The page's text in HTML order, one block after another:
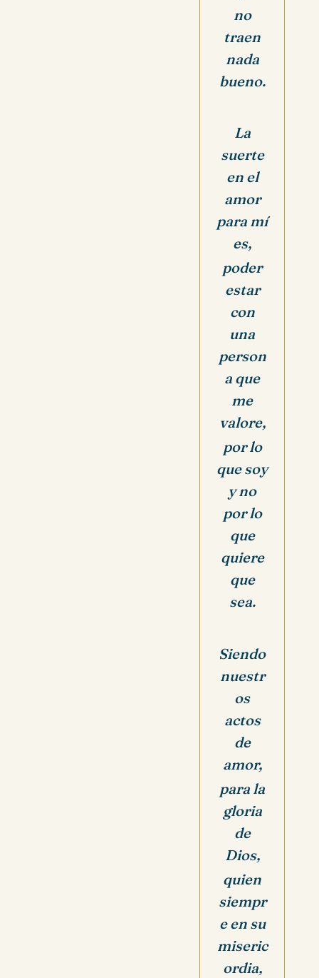
no
traen
nada
bueno.
La
suerte
en el
amor
para mí
es,
poder
estar
con
una
person
a que
me
valore,
por lo
que soy
y no
por lo
que
quiere
que
sea.
Siendo
nuestr
os
actos
de
amor,
para la
gloria
de
Dios,
quien
siempr
e en su
miseric
ordia,